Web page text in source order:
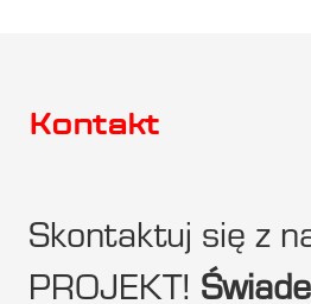
Kontakt
Skontaktuj się z
PROJEKT!